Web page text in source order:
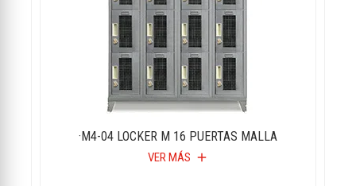
·M4-04 LOCKER M 16 PUERTAS MALLA
VER MÁS add